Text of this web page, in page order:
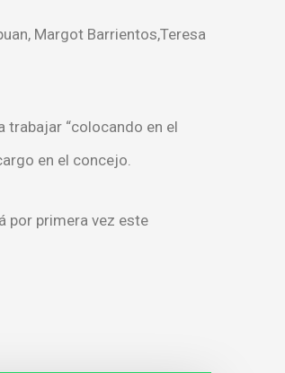
Margot Barrientos,Teresa
trabajar “colocando en el
en el concejo.
por primera vez este